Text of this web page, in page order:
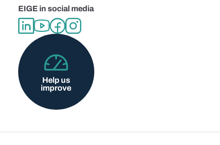
EIGE in social media
Help us
improve